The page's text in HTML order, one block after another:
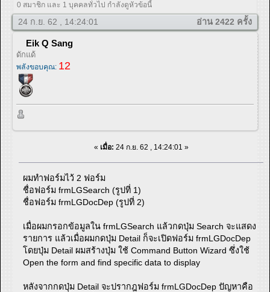
0 สมาชิก และ 1 บุคคลทั่วไป กำลังดูหัวข้อนี้
24 ก.ย. 62 , 14:24:01 อ่าน 2422 ครั้ง
Eik Q Sang
ดักแด้
พลังขอบคุณ: 12
« เมื่อ: 24 ก.ย. 62 , 14:24:01 »
ผมทำฟอร์มไว้ 2 ฟอร์ม
ชื่อฟอร์ม frmLGSearch (รูปที่ 1)
ชื่อฟอร์ม frmLGDocDep (รูปที่ 2)
เมื่อผมกรอกข้อมูลใน frmLGSearch แล้วกดปุ่ม Search จะแสดง
รายการ แล้วเมื่อผมกดปุ่ม Detail ก็จะเปิดฟอร์ม frmLGDocDep
โดยปุ่ม Detail ผมสร้างปุ่ม ใช้ Command Button Wizard ซึ่งใช้
Open the form and find specific data to display
หลังจากกดปุ่ม Detail จะปรากฎฟอร์ม frmLGDocDep ปัญหาคือ